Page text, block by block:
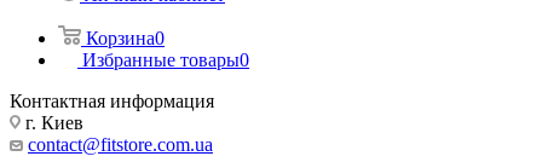
Корзина0
Избранные товары0
Контактная информация
г. Киев
contact@fitstore.com.ua